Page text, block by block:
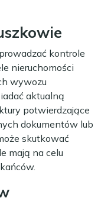
kontrole
nieruchomości
wywozu
aktualną
potwierdzające
dokumentów lub
skutkować
mają na celu